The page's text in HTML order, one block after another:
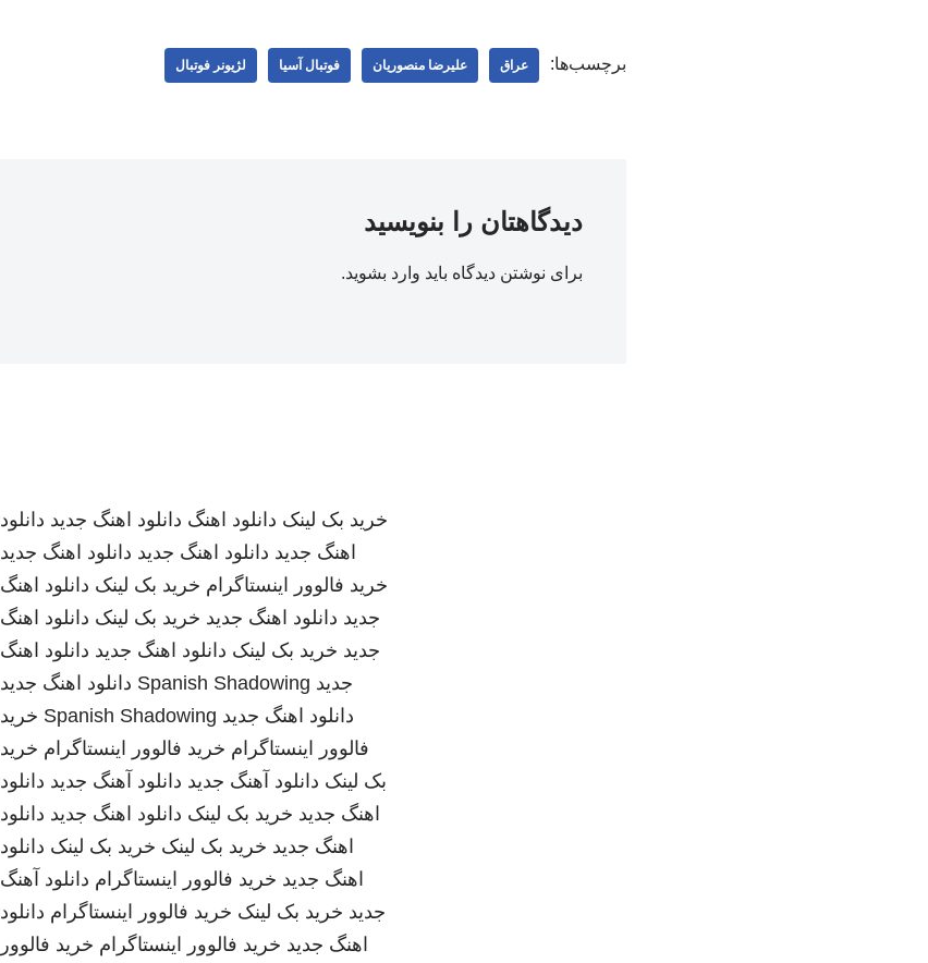
برچسب‌ها: عراق علیرضا منصوریان فوتبال آسیا لژیونر فوتبال
دیدگاهتان را بنویسید
برای نوشتن دیدگاه باید وارد بشوید.
خرید بک لینک دانلود اهنگ دانلود اهنگ جدید دانلود
اهنگ جدید دانلود اهنگ جدید دانلود اهنگ جدید
خرید فالوور اینستاگرام خرید بک لینک دانلود اهنگ
جدید دانلود اهنگ جدید خرید بک لینک دانلود اهنگ
جدید خرید بک لینک دانلود اهنگ جدید دانلود اهنگ
جدید Spanish Shadowing دانلود اهنگ جدید
دانلود اهنگ جدید Spanish Shadowing خرید
فالوور اینستاگرام خرید فالوور اینستاگرام خرید
بک لینک دانلود آهنگ جدید دانلود آهنگ جدید دانلود
اهنگ جدید خرید بک لینک دانلود اهنگ جدید دانلود
اهنگ جدید خرید بک لینک خرید بک لینک دانلود
اهنگ جدید خرید فالوور اینستاگرام دانلود آهنگ
جدید خرید بک لینک خرید فالوور اینستاگرام دانلود
اهنگ جدید خرید فالوور اینستاگرام خرید فالوور